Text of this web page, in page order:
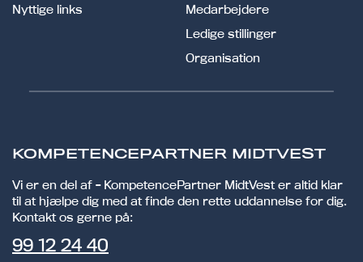
Nyttige links
Medarbejdere
Ledige stillinger
Organisation
KOMPETENCEPARTNER MIDTVEST
Vi er en del af - KompetencePartner MidtVest er altid klar
til at hjælpe dig med at finde den rette uddannelse for dig.
Kontakt os gerne på:
99 12 24 40